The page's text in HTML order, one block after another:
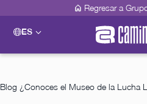
Regresar a
ES Please select
Guadalajara
Blog ¿Conoces el Museo de la Lucha